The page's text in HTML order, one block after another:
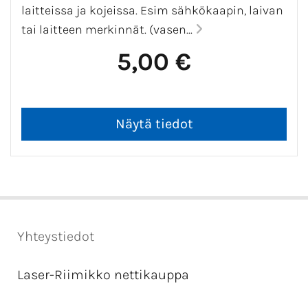
laitteissa ja kojeissa. Esim sähkökaapin, laivan
tai laitteen merkinnät. (vasen...
5,00 €
Yhteystiedot
Laser-Riimikko nettikauppa